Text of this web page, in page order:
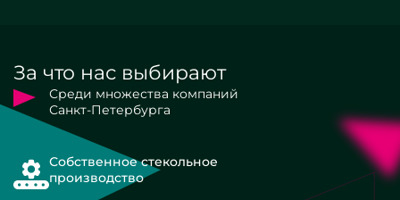
За что нас выбирают
Среди множества компаний
Санкт-Петербурга
Собственное стекольное
производство